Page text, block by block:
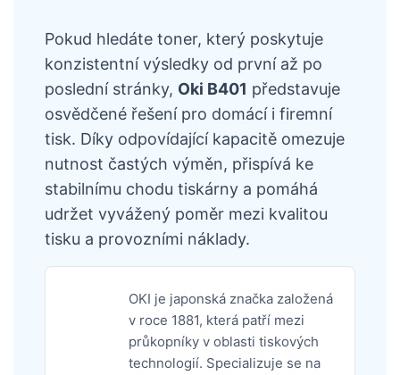
Pokud hledáte toner, který poskytuje
konzistentní výsledky od první až po
poslední stránky, Oki B401 představuje
osvědčené řešení pro domácí i firemní
tisk. Díky odpovídající kapacitě omezuje
nutnost častých výměn, přispívá ke
stabilnímu chodu tiskárny a pomáhá
udržet vyvážený poměr mezi kvalitou
tisku a provozními náklady.
OKI je japonská značka založená
v roce 1881, která patří mezi
průkopníky v oblasti tiskových
technologií. Specializuje se na